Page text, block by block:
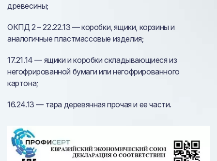
древесины;
ОКПД 2 – 22.22.13 — коробки, ящики, корзины и
аналогичные пластмассовые изделия;
17.21.14 — ящики и коробки складывающиеся из
негофрированной бумаги или негофрированного
картона;
16.24.13 — тара деревянная прочая и ее части.